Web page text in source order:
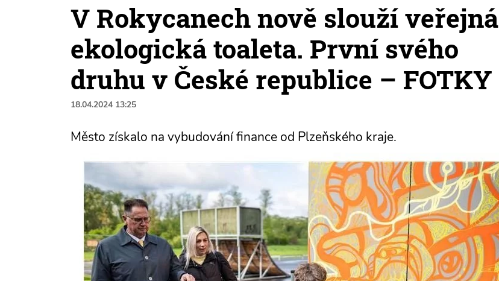
V Rokycanech nově slouží veřejná
ekologická toaleta. První svého
druhu v České republice – FOTKY
18.04.2024 13:25
Město získalo na vybudování finance od Plzeňského kraje.